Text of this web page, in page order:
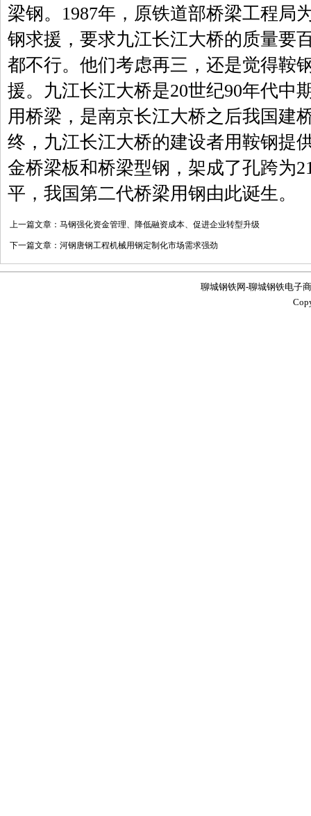
梁钢。1987年，原铁道部桥梁工程局
钢求援，要求九江长江大桥的质量要
都不行。他们考虑再三，还是觉得鞍
援。九江长江大桥是20世纪90年代中
用桥梁，是南京长江大桥之后我国建
终，九江长江大桥的建设者用鞍钢提
金桥梁板和桥梁型钢，架成了孔跨为
平，我国第二代桥梁用钢由此诞生。
上一篇文章： 马钢强化资金管理、降低融资成本、促进企业转型升级
下一篇文章： 河钢唐钢工程机械用钢定制化市场需求强劲
聊城钢铁网-聊城钢铁电子